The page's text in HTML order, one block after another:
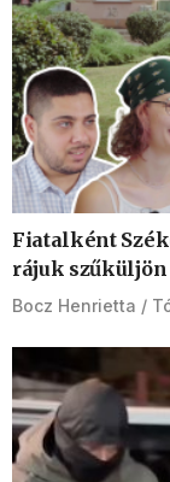
Fiatalként
rájuk szűküljön
Bocz Henrietta